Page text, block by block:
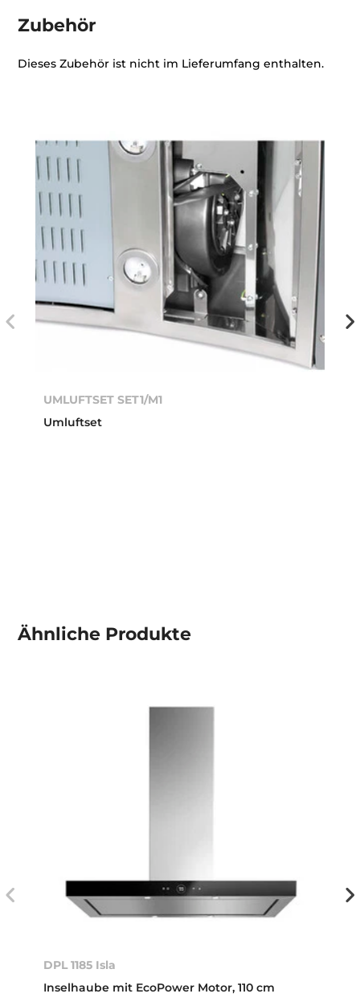
Zubehör
Dieses Zubehör ist nicht im Lieferumfang enthalten.
UMLUFTSET SET1/M1
Umluftset
Ähnliche Produkte
DPL 1185 Isla
Inselhaube mit EcoPower Motor, 110 cm